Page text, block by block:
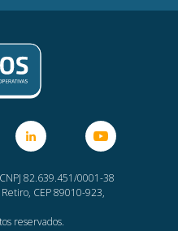
82.639.451/0001-38
CEP 89010-923,
reservados.